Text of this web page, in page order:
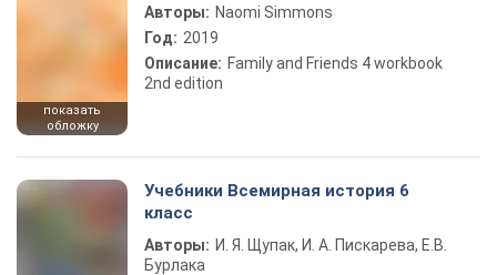
показать
обложку
Авторы: Naomi Simmons
Год: 2019
Описание: Family and Friends 4 workbook
2nd edition
Учебники Всемирная история 6
класс
Авторы: И. Я. Щупак, И. А. Пискарева, Е.В.
Бурлака